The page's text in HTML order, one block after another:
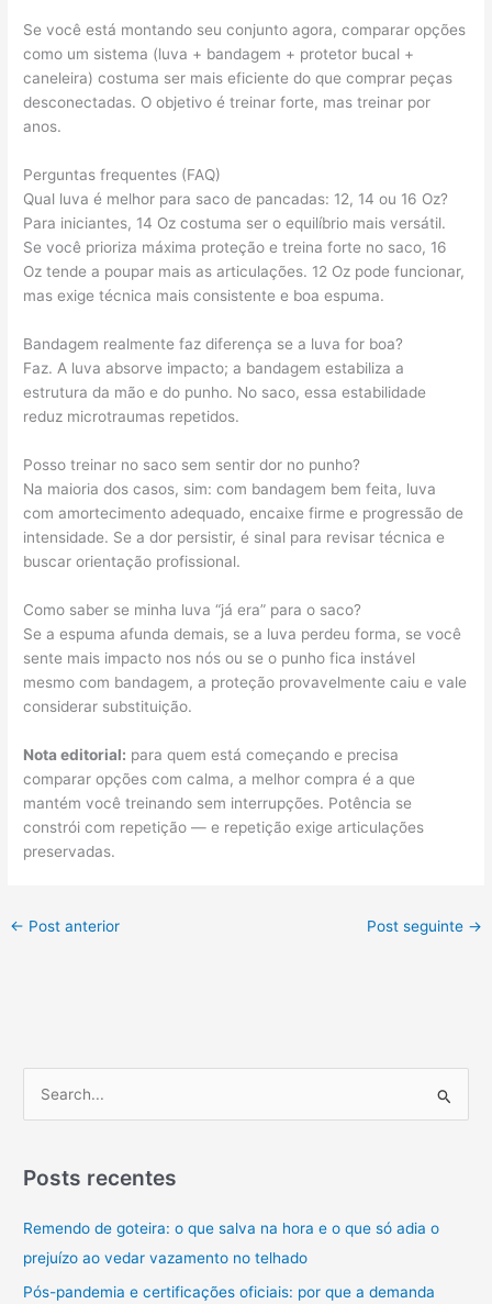
Se você está montando seu conjunto agora, comparar opções
como um sistema (luva + bandagem + protetor bucal +
caneleira) costuma ser mais eficiente do que comprar peças
desconectadas. O objetivo é treinar forte, mas treinar por
anos.
Perguntas frequentes (FAQ)
Qual luva é melhor para saco de pancadas: 12, 14 ou 16 Oz?
Para iniciantes, 14 Oz costuma ser o equilíbrio mais versátil.
Se você prioriza máxima proteção e treina forte no saco, 16
Oz tende a poupar mais as articulações. 12 Oz pode funcionar,
mas exige técnica mais consistente e boa espuma.
Bandagem realmente faz diferença se a luva for boa?
Faz. A luva absorve impacto; a bandagem estabiliza a
estrutura da mão e do punho. No saco, essa estabilidade
reduz microtraumas repetidos.
Posso treinar no saco sem sentir dor no punho?
Na maioria dos casos, sim: com bandagem bem feita, luva
com amortecimento adequado, encaixe firme e progressão de
intensidade. Se a dor persistir, é sinal para revisar técnica e
buscar orientação profissional.
Como saber se minha luva “já era” para o saco?
Se a espuma afunda demais, se a luva perdeu forma, se você
sente mais impacto nos nós ou se o punho fica instável
mesmo com bandagem, a proteção provavelmente caiu e vale
considerar substituição.
Nota editorial: para quem está começando e precisa
comparar opções com calma, a melhor compra é a que
mantém você treinando sem interrupções. Potência se
constrói com repetição — e repetição exige articulações
preservadas.
← Post anterior Post seguinte →
q
i
s
a
Posts recentes
Remendo de goteira: o que salva na hora e o que só adia o
prejuízo ao vedar vazamento no telhado
Pós-pandemia e certificações oficiais: por que a demanda